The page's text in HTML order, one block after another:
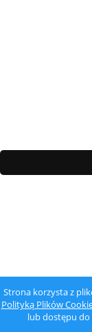
Strona korzysta z
Polityką Plików
lub dostępu do